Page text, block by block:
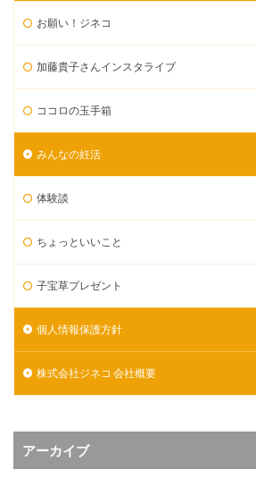
お願い！ジネコ
加藤貴子さんインスタライブ
ココロの玉手箱
みんなの妊活
体験談
ちょっといいこと
子宝草プレゼント
個人情報保護方針
株式会社ジネコ 会社概要
アーカイブ